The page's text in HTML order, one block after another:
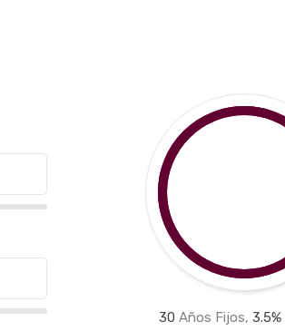
30 Años Fijos,3.5%